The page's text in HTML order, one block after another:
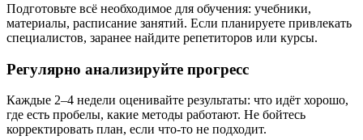
Подготовьте всё необходимое для обучения: учебники,
материалы, расписание занятий. Если планируете привлекать
специалистов, заранее найдите репетиторов или курсы.
Регулярно анализируйте прогресс
Каждые 2–4 недели оценивайте результаты: что идёт хорошо,
где есть пробелы, какие методы работают. Не бойтесь
корректировать план, если что-то не подходит.